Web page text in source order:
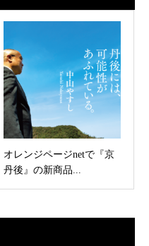
オレンジページnetで『京
丹後』の新商品...